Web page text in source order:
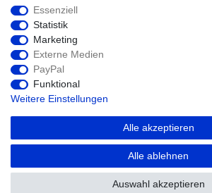
Widerrufsrecht
Warenkorb
Zur Kasse
Hilfe
Essenziell
Statistik
Marketing
Externe Medien
PayPal
Funktional
Weitere Einstellungen
Alle akzeptieren
Alle ablehnen
Auswahl akzeptieren